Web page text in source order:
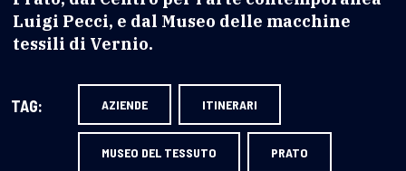
Luigi Pecci, e dal Museo delle macchine
tessili di Vernio.
TAG: AZIENDE ITINERARI
MUSEO DEL TESSUTO PRATO